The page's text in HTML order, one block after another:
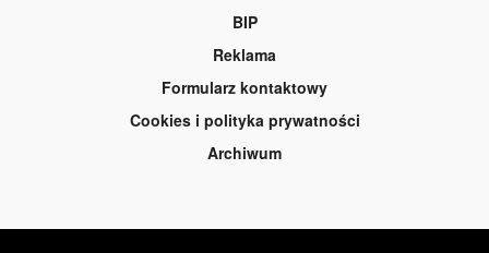
BIP
Reklama
Formularz kontaktowy
Cookies i polityka prywatności
Archiwum